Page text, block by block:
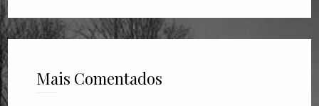
Mais Comentados